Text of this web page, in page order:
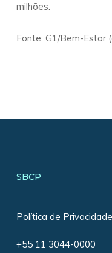
milhões.
Fonte: G1/Bem-Estar
SBCP
Política de Privacidade
+55 11 3044-0000